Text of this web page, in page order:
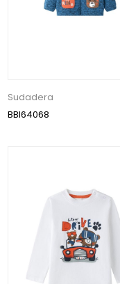
Sudadera
BBI64068